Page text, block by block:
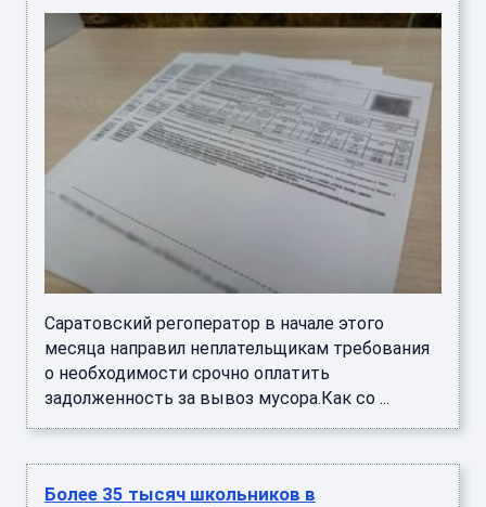
Саратовский регоператор в начале этого
месяца направил неплательщикам требования
о необходимости срочно оплатить
задолженность за вывоз мусора.Как со ...
Более 35 тысяч школьников в